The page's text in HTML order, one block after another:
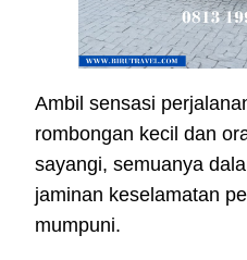
Ambil sensasi
rombongan kecil dan
sayangi, semuanya
jaminan keselamatan
mumpuni.